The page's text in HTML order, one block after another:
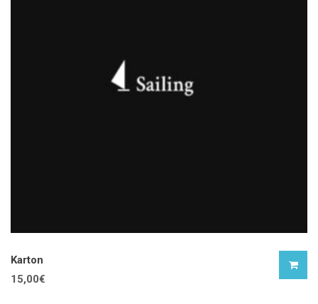
Karton
15,00€